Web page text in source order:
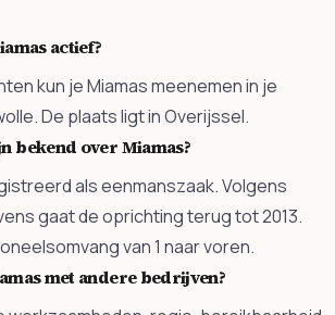
actief?
kun je Miamas meenemen in je
De plaats ligt in Overijssel.
bekend over Miamas?
als eenmanszaak. Volgens
gaat de oprichting terug tot 2013.
van 1 naar voren.
met andere bedrijven?